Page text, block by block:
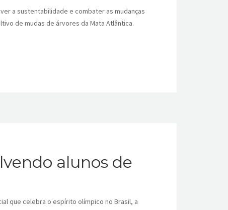
a sustentabilidade e combater as mudanças
de mudas de árvores da Mata Atlântica.
alunos de
que celebra o espírito olímpico no Brasil, a